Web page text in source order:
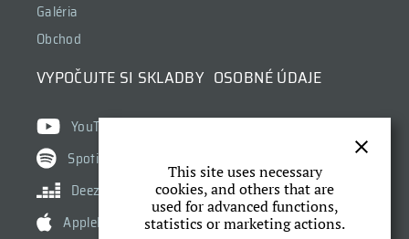
This site uses necessary
cookies, and others that are
used for advanced functions,
statistics or marketing actions.
Galéria
Obchod
VYPOČUJTE SI SKLADBY
YouTube
Spotify
Deezer
AppleMusic
OSOBNÉ ÚDAJE
Ochrana osobných údajov
Nastavenie cookies